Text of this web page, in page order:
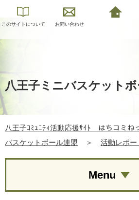
このサイトについて お問い合わせ
八王子ミニバスケット
八王子ｺﾐｭﾆﾃｨ活動応援ｻｲﾄ はちコミね
バスケットボール連盟
＞ 活動レポー
Menu